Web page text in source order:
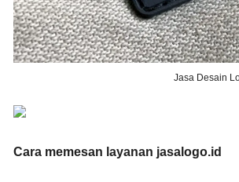
Jasa Desain
Cara memesan layanan jasalogo.id